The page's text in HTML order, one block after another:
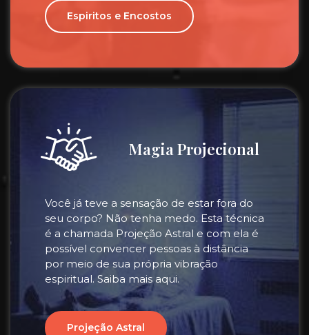
Espiritos e Encostos
Magia Projecional
Você já teve a sensação de estar fora do
seu corpo? Não tenha medo. Esta técnica
é a chamada Projeção Astral e com ela é
possível convencer pessoas à distância
por meio de sua própria vibração
espiritual. Saiba mais aqui.
Projeção Astral